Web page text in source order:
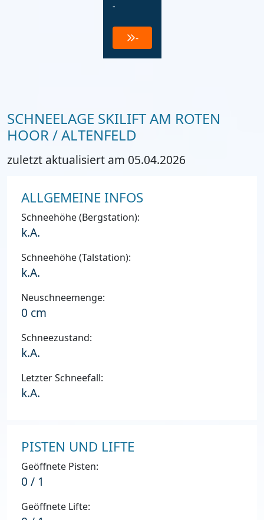
-
-
SCHNEELAGE SKILIFT AM ROTEN
HOOR / ALTENFELD
zuletzt aktualisiert am 05.04.2026
ALLGEMEINE INFOS
Schneehöhe (Bergstation):
k.A.
Schneehöhe (Talstation):
k.A.
Neuschneemenge:
0 cm
Schneezustand:
k.A.
Letzter Schneefall:
k.A.
PISTEN UND LIFTE
Geöffnete Pisten:
0 / 1
Geöffnete Lifte: